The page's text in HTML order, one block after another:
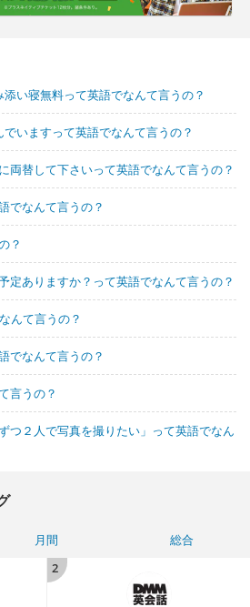
い寝無料って英語でなんて言うの？
いますって英語でなんて言うの？
両替して下さいって英語でなんて言うの？
でなんて言うの？
？
定ありますか？って英語でなんて言うの？
んて言うの？
でなんて言うの？
言うの？
つ２人で写真を撮りたい」って英語でなん
月間
総合
2